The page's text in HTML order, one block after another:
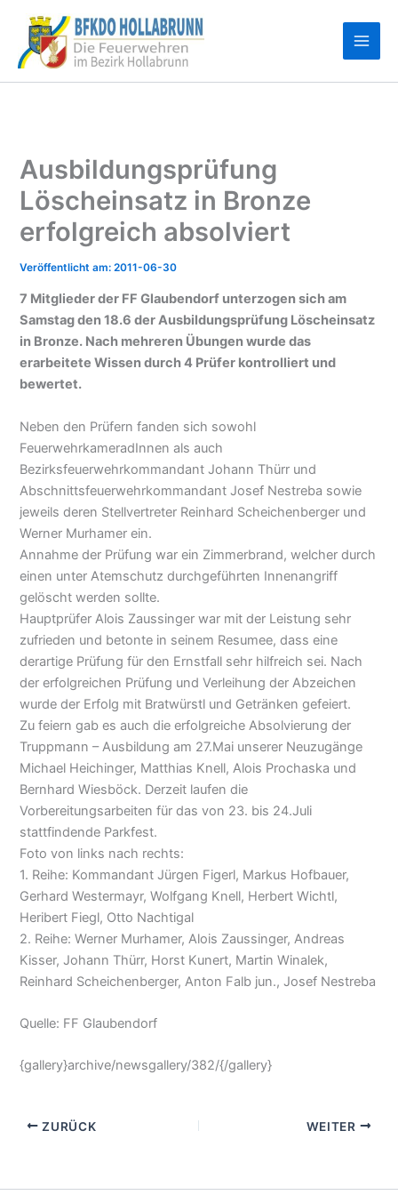
Inhalt
springen
Ausbildungsprüfung
Löscheinsatz in Bronze
erfolgreich absolviert
2011-06-30
7 Mitglieder der FF Glaubendorf unterzogen sich am
Samstag den 18.6 der Ausbildungsprüfung Löscheinsatz
in Bronze. Nach mehreren Übungen wurde das
erarbeitete Wissen durch 4 Prüfer kontrolliert und
bewertet.
Neben den Prüfern fanden sich sowohl
FeuerwehrkameradInnen als auch
Bezirksfeuerwehrkommandant Johann Thürr und
Abschnittsfeuerwehrkommandant Josef Nestreba sowie
jeweils deren Stellvertreter Reinhard Scheichenberger und
Werner Murhamer ein.
Annahme der Prüfung war ein Zimmerbrand, welcher durch
einen unter Atemschutz durchgeführten Innenangriff
gelöscht werden sollte.
Hauptprüfer Alois Zaussinger war mit der Leistung sehr
zufrieden und betonte in seinem Resumee, dass eine
derartige Prüfung für den Ernstfall sehr hilfreich sei. Nach
der erfolgreichen Prüfung und Verleihung der Abzeichen
wurde der Erfolg mit Bratwürstl und Getränken gefeiert.
Zu feiern gab es auch die erfolgreiche Absolvierung der
Truppmann – Ausbildung am 27.Mai unserer Neuzugänge
Michael Heichinger, Matthias Knell, Alois Prochaska und
Bernhard Wiesböck. Derzeit laufen die
Vorbereitungsarbeiten für das von 23. bis 24.Juli
stattfindende Parkfest.
Foto von links nach rechts:
1. Reihe: Kommandant Jürgen Figerl, Markus Hofbauer,
Gerhard Westermayr, Wolfgang Knell, Herbert Wichtl,
Heribert Fiegl, Otto Nachtigal
2. Reihe: Werner Murhamer, Alois Zaussinger, Andreas
Kisser, Johann Thürr, Horst Kunert, Martin Winalek,
Reinhard Scheichenberger, Anton Falb jun., Josef Nestreba
Quelle: FF Glaubendorf
{gallery}archive/newsgallery/382/{/gallery}
ZURÜCK WEITER